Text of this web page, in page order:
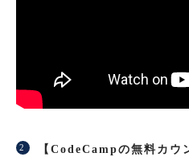
【CodeCampの無料カ